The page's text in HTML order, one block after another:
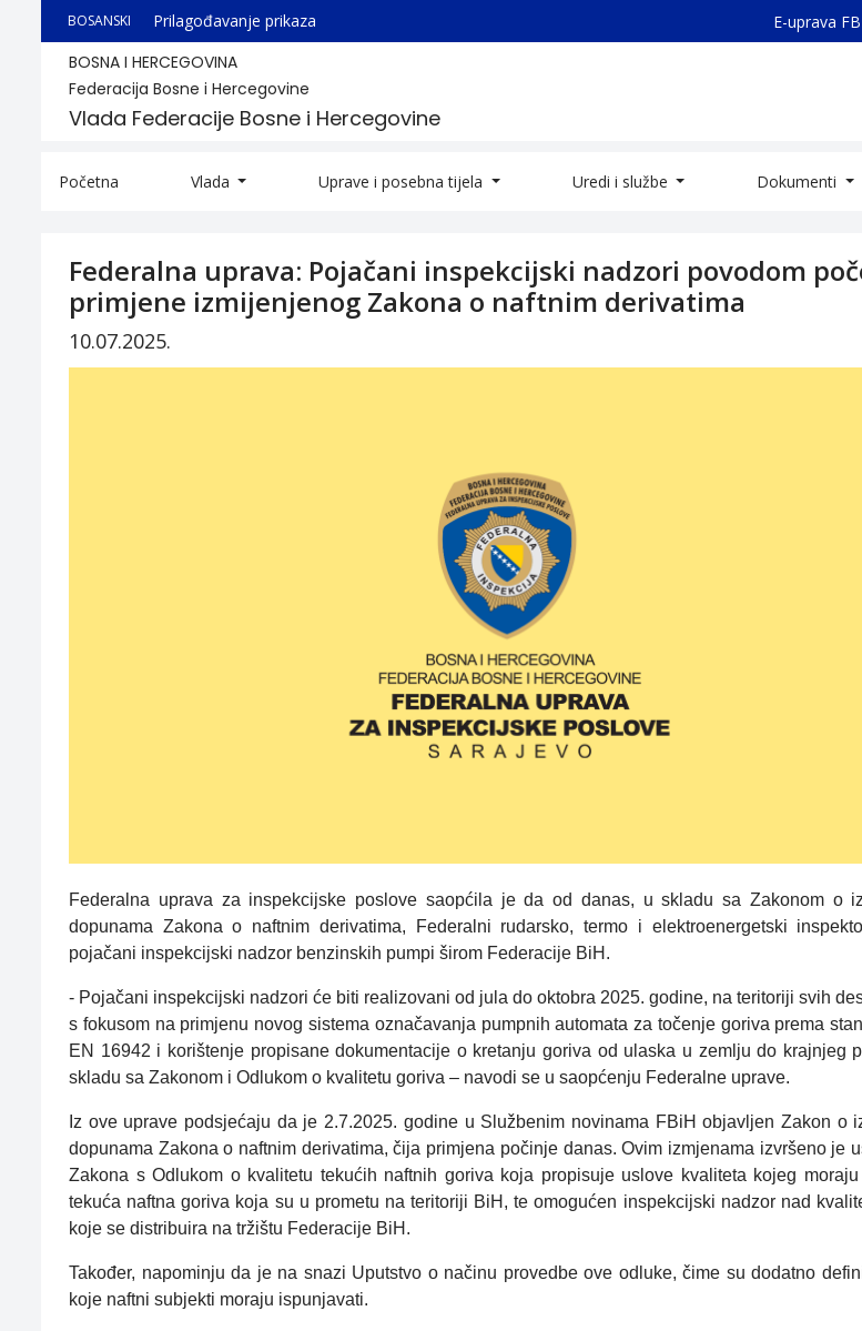
BOSANSKI Prilagođavanje prikaza E-uprava
BOSNA I HERCEGOVINA
Federacija Bosne i Hercegovine
Vlada Federacije Bosne i Hercegovine
Početna Vlada Uprave i posebna tijela Uredi i službe Dokumenti
Federalna uprava: Pojačani inspekcijski nadzori povodom
primjene izmijenjenog Zakona o naftnim derivatima
10.07.2025.
Federalna uprava za inspekcijske poslove saopćila je da od danas, u skladu sa Zakonom o
dopunama Zakona o naftnim derivatima, Federalni rudarsko, termo i elektroenergetski
pojačani inspekcijski nadzor benzinskih pumpi širom Federacije BiH.
- Pojačani inspekcijski nadzori će biti realizovani od jula do oktobra 2025. godine, na teritoriji svih
s fokusom na primjenu novog sistema označavanja pumpnih automata za točenje goriva prema
EN 16942 i korištenje propisane dokumentacije o kretanju goriva od ulaska u zemlju do krajnjeg
skladu sa Zakonom i Odlukom o kvalitetu goriva – navodi se u saopćenju Federalne uprave.
Iz ove uprave podsjećaju da je 2.7.2025. godine u Službenim novinama FBiH objavljen Zakon o
dopunama Zakona o naftnim derivatima, čija primjena počinje danas. Ovim izmjenama izvršeno je
Zakona s Odlukom o kvalitetu tekućih naftnih goriva koja propisuje uslove kvaliteta kojeg moraju
tekuća naftna goriva koja su u prometu na teritoriji BiH, te omogućen inspekcijski nadzor nad
koje se distribuira na tržištu Federacije BiH.
Također, napominju da je na snazi Uputstvo o načinu provedbe ove odluke, čime su dodatno
koje naftni subjekti moraju ispunjavati.